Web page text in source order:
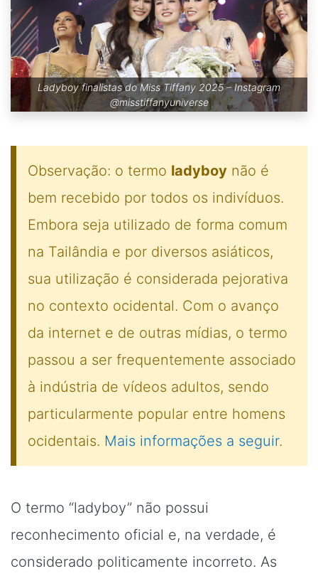
Ladyboy finalistas do Miss Tiffany 2025 – Instagram
@misstiffanyuniverse
Observação: o termo ladyboy não é
bem recebido por todos os indivíduos.
Embora seja utilizado de forma comum
na Tailândia e por diversos asiáticos,
sua utilização é considerada pejorativa
no contexto ocidental. Com o avanço
da internet e de outras mídias, o termo
passou a ser frequentemente associado
à indústria de vídeos adultos, sendo
particularmente popular entre homens
ocidentais. Mais informações a seguir.
O termo “ladyboy” não possui
reconhecimento oficial e, na verdade, é
considerado politicamente incorreto. As